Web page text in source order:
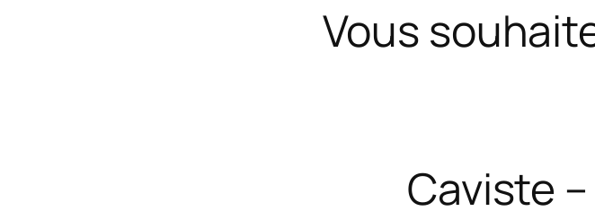
Vous
Caviste